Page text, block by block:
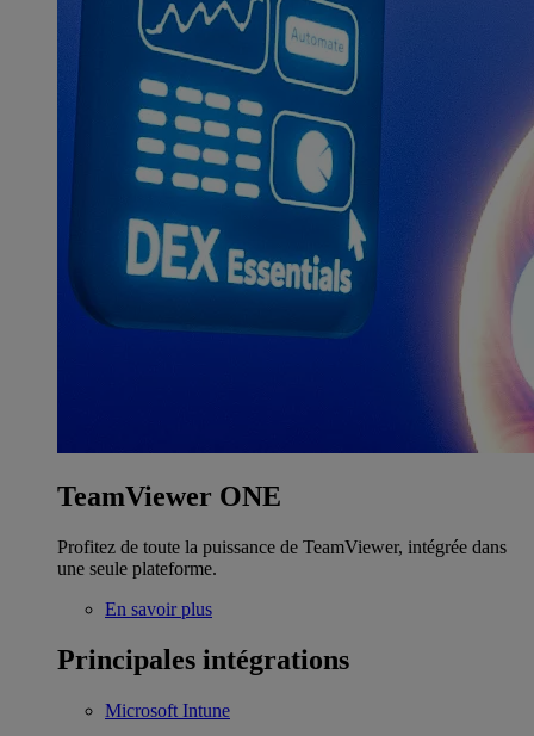
TeamViewer ONE
Profitez de toute la puissance de TeamViewer, intégrée dans
une seule plateforme.
En savoir plus
Principales intégrations
Microsoft Intune